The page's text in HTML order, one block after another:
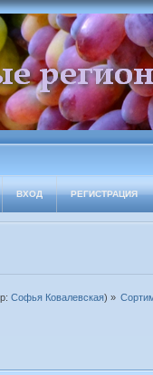
ВХОД РЕГИСТРАЦИЯ
Софья Ковалевская) »